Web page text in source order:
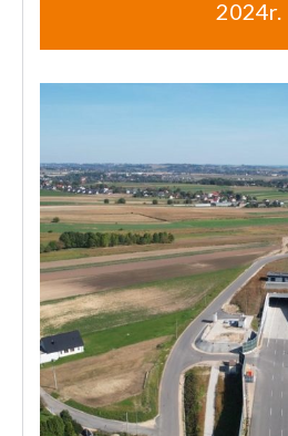
2024r.